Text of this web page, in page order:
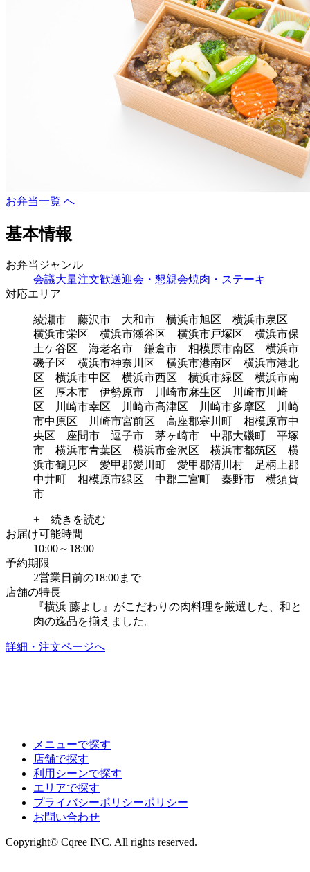
お弁当一覧 へ
基本情報
お弁当ジャンル
会議大量注文歓送迎会・懇親会焼肉・ステーキ
対応エリア
綾瀬市 藤沢市 大和市 横浜市旭区 横浜市泉区
横浜市栄区 横浜市瀬谷区 横浜市戸塚区 横浜市保
土ケ谷区 海老名市 鎌倉市 相模原市南区 横浜市
磯子区 横浜市神奈川区 横浜市港南区 横浜市港北
区 横浜市中区 横浜市西区 横浜市緑区 横浜市南
区 厚木市 伊勢原市 川崎市麻生区 川崎市川崎
区 川崎市幸区 川崎市高津区 川崎市多摩区 川崎
市中原区 川崎市宮前区 高座郡寒川町 相模原市中
央区 座間市 逗子市 茅ヶ崎市 中郡大磯町 平塚
市 横浜市青葉区 横浜市金沢区 横浜市都筑区 横
浜市鶴見区 愛甲郡愛川町 愛甲郡清川村 足柄上郡
中井町 相模原市緑区 中郡二宮町 秦野市 横須賀
市
+ 続きを読む
お届け可能時間
10:00～18:00
予約期限
2営業日前の18:00まで
店舗の特長
『横浜 藤よし』がこだわりの肉料理を厳選した、和と
肉の逸品を揃えました。
詳細・注文ページへ
メニューで探す
店舗で探す
利用シーンで探す
エリアで探す
プライバシーポリシーポリシー
お問い合わせ
Copyright© Cqree INC. All rights reserved.